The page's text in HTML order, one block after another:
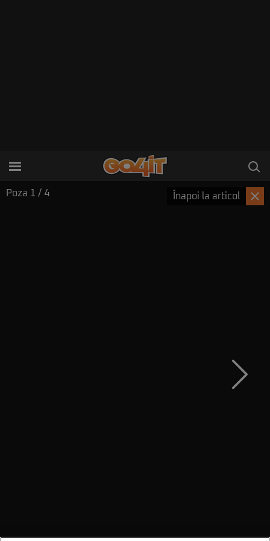
Poza 1 / 4 Înapoi la articol